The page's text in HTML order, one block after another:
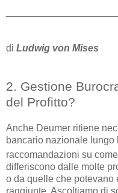
di Ludwig von Mises
2. Gestione
del Profitto?
Anche Deumer ritiene
bancario nazionale
raccomandazioni su
differiscono dalle molte
o da quelle che potevano